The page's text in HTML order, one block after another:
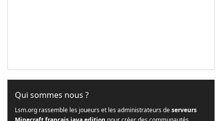
Qui sommes nous ?
Lsm.org rassemble les joueurs et les administrateurs deserveurs